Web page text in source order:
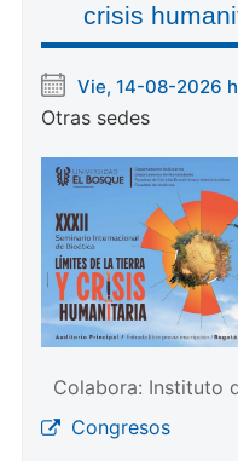
crisis
Vie, 14-08-2026
Otras sedes
Colabora: Instituto
Congresos